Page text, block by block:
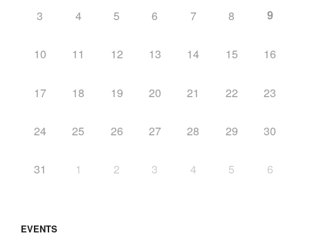
3 4 5 6 7 8 9
10 11 12 13 14 15 16
17 18 19 20 21 22 23
24 25 26 27 28 29 30
31 1 2 3 4 5 6
EVENTS